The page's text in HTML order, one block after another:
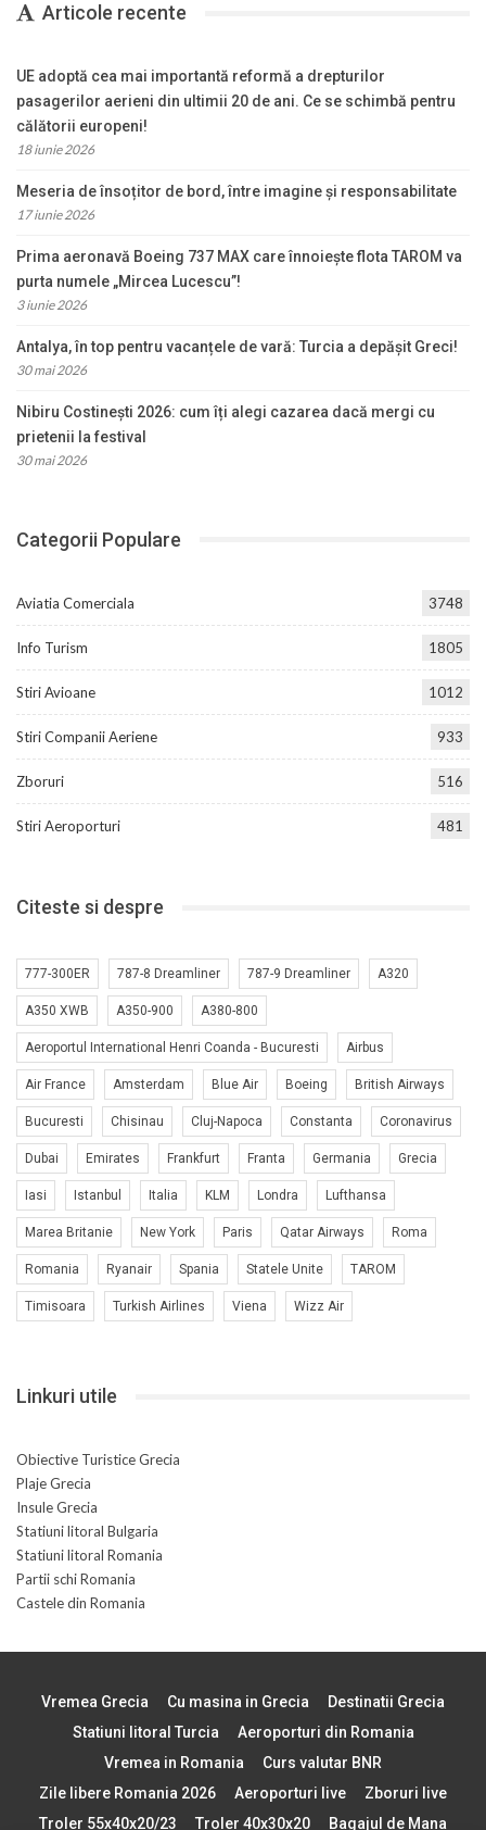
Articole recente
UE adoptă cea mai importantă reformă a drepturilor
pasagerilor aerieni din ultimii 20 de ani. Ce se schimbă pentru
călătorii europeni!
18 iunie 2026
Meseria de însoțitor de bord, între imagine și responsabilitate
17 iunie 2026
Prima aeronavă Boeing 737 MAX care înnoiește flota TAROM va
purta numele „Mircea Lucescu”!
3 iunie 2026
Antalya, în top pentru vacanțele de vară: Turcia a depășit Greci!
30 mai 2026
Nibiru Costinești 2026: cum îți alegi cazarea dacă mergi cu
prietenii la festival
30 mai 2026
Categorii Populare
Aviatia Comerciala 3748
Info Turism 1805
Stiri Avioane 1012
Stiri Companii Aeriene 933
Zboruri 516
Stiri Aeroporturi 481
Citeste si despre
777-300ER 787-8 Dreamliner 787-9 Dreamliner A320
A350 XWB A350-900 A380-800
Aeroportul International Henri Coanda - Bucuresti Airbus
Air France Amsterdam Blue Air Boeing British Airways
Bucuresti Chisinau Cluj-Napoca Constanta Coronavirus
Dubai Emirates Frankfurt Franta Germania Grecia
Iasi Istanbul Italia KLM Londra Lufthansa
Marea Britanie New York Paris Qatar Airways Roma
Romania Ryanair Spania Statele Unite TAROM
Timisoara Turkish Airlines Viena Wizz Air
Linkuri utile
Obiective Turistice Grecia
Plaje Grecia
Insule Grecia
Statiuni litoral Bulgaria
Statiuni litoral Romania
Partii schi Romania
Castele din Romania
Vremea Grecia Cu masina in Grecia
Destinatii Grecia
Statiuni litoral Turcia
Aeroporturi din Romania
Vremea in Romania
Curs valutar BNR
Zile libere Romania 2026
Aeroporturi live
Zboruri live
Troler 55x40x20/23
Troler 40x30x20 Bagajul de Mana